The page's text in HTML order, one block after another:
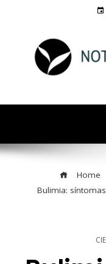
Home
Bulimia: